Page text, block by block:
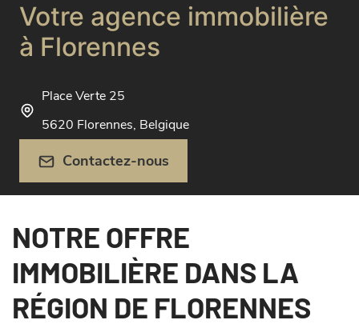
Votre agence immobilière
à Florennes
Place Verte 25
5620 Florennes, Belgique
Contactez-nous
NOTRE OFFRE
IMMOBILIÈRE DANS LA
RÉGION DE FLORENNES